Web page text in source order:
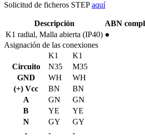
Solicitud de ficheros STEPaquí
Descripción
ABN
K1 radial, Malla abierta (IP40) ●
Asignación de las conexiones
K1
K1
Circuito
N35
M35
GND
WH
WH
(+) Vcc
BN
BN
A
GN
GN
B
YE
YE
N
GY
GY
-
-
-